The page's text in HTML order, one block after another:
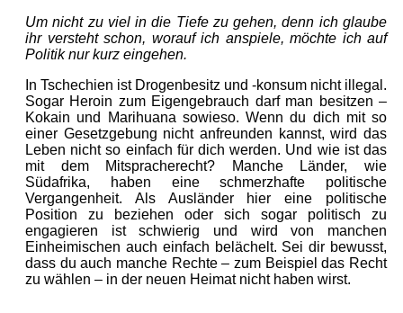
Um nicht zu viel in die Tiefe zu gehen, denn ich glaube
ihr versteht schon, worauf ich anspiele, möchte ich auf
Politik nur kurz eingehen.
In Tschechien ist Drogenbesitz und -konsum nicht illegal.
Sogar Heroin zum Eigengebrauch darf man besitzen –
Kokain und Marihuana sowieso. Wenn du dich mit so
einer Gesetzgebung nicht anfreunden kannst, wird das
Leben nicht so einfach für dich werden. Und wie ist das
mit dem Mitspracherecht? Manche Länder, wie
Südafrika, haben eine schmerzhafte politische
Vergangenheit. Als Ausländer hier eine politische
Position zu beziehen oder sich sogar politisch zu
engagieren ist schwierig und wird von manchen
Einheimischen auch einfach belächelt. Sei dir bewusst,
dass du auch manche Rechte – zum Beispiel das Recht
zu wählen – in der neuen Heimat nicht haben wirst.